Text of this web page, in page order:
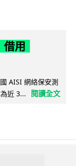
用
AISI 網絡保安測
近 3...
閱讀全文